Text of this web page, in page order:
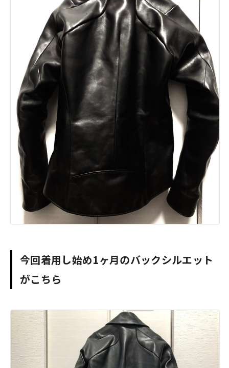
今回着用し始め1ヶ月のバックシルエット
がこちら